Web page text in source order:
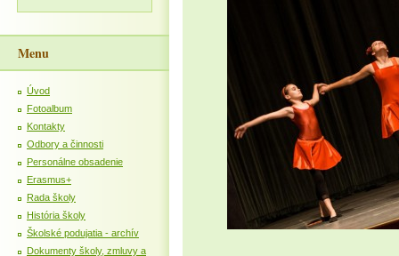
Menu
Úvod
Fotoalbum
Kontakty
Odbory a činnosti
Personálne obsadenie
Erasmus+
Rada školy
História školy
Školské podujatia - archív
Dokumenty školy, zmluvy a